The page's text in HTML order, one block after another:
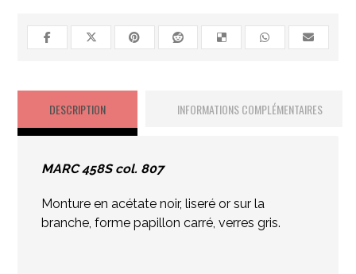
DESCRIPTION INFORMATIONS COMPLÉMENTAIRES
MARC 458S col. 807
Monture en acétate noir, liseré or sur la
branche, forme papillon carré, verres gris.